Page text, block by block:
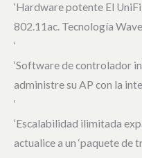
‘Hardware potente El
802.11ac. Tecnología
‘
‘Software de controlador
administre su AP con la
‘
‘Escalabilidad ilimitada
actualice a un ‘paquete de